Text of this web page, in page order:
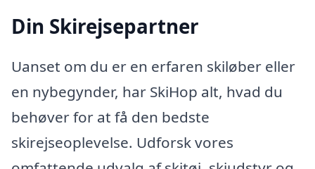
Din Skirejsepartner
Uanset om du er en erfaren skiløber eller
en nybegynder, har SkiHop alt, hvad du
behøver for at få den bedste
skirejseoplevelse. Udforsk vores